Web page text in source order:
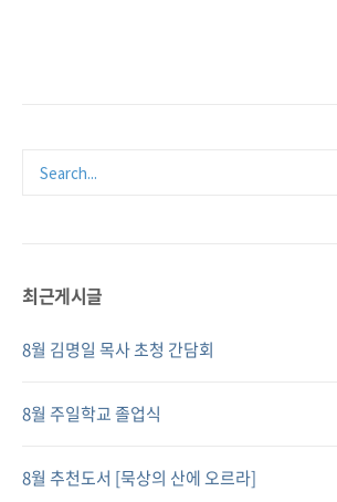
최근게시글
8월 김명일 목사 초청 간담회
8월 주일학교 졸업식
8월 추천도서 [묵상의 산에 오르라]